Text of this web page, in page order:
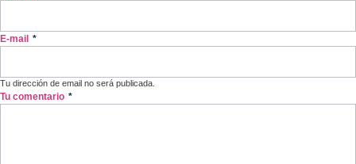
E-mail *
Tu dirección de email no será publicada.
Tu comentario *